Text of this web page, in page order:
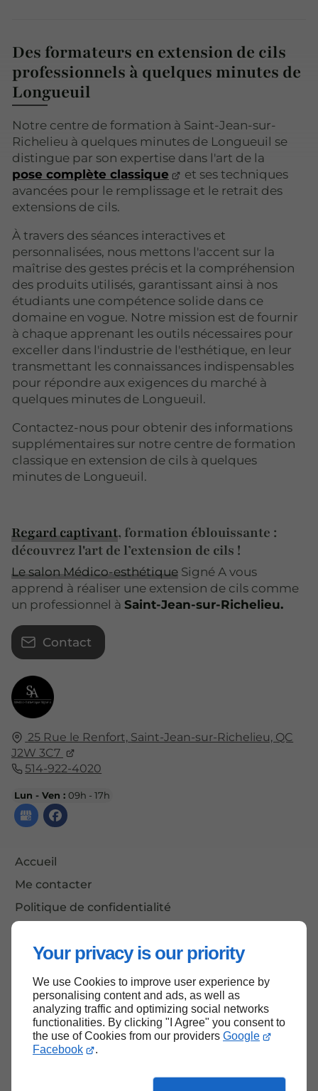
Your privacy is our priority
We use Cookies to improve user experience by
personalising content and ads, as well as
analyzing traffic and optimizing social networks
functionalities. By clicking "I Agree" you consent to
the use of Cookies from our providers Google
Facebook
.
Des formateurs en extension de cils
professionnels à quelques minutes de
Longueuil
Notre centre de formation à Saint-Jean-sur-
Richelieu à quelques minutes de Longueuil se
distingue par son expertise dans l'art de la
pose complète classique
et ses techniques
avancées pour le remplissage et le retrait des
extensions de cils.
À travers des séances interactives et
personnalisées, nous mettons l'accent sur la
maîtrise des gestes précis et la compréhension
des produits utilisés, garantissant ainsi à nos
étudiants une compétence solide dans ce
domaine en vogue. Notre mission est de fournir
à chaque apprenant les outils nécessaires pour
exceller dans l'industrie de l'esthétique, en leur
transmettant les connaissances indispensables
pour répondre aux exigences du marché à
quelques minutes de Longueuil.
Contactez-nous pour obtenir des informations
supplémentaires sur notre centre de formation
classique en extension de cils à quelques
minutes de Longueuil.
25 Rue le Renfort, Saint-Jean-sur-Richelieu, QC
J2W 3C7
514-922-4020
Lun - Ven :09h - 17h
Accueil
Me contacter
Politique de confidentialité
Regard captivant, formation éblouissante :
découvrez l'art de l’extension de cils !
Le salon Médico-esthétique Signé A vous
apprend à réaliser une extension de cils comme
un professionnel à Saint-Jean-sur-Richelieu.
Contact
Haut de page